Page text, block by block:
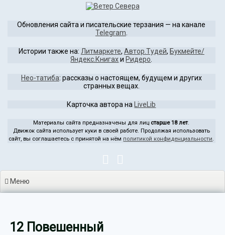
содержимому
Обновления сайта и писательские терзания — на канале
Telegram
Истории также на: Литмаркете, Автор.Тудей, Букмейте/
Яндекс.Книгахи Ридеро
Нео-татиба: рассказы о настоящем, будущем и других
странных вещах.
Карточка автора на LiveLib
Материалы сайта предназначены для лиц старше 18 лет.
Движок сайта использует куки в своей работе. Продолжая использовать
сайт, вы соглашаетесь с принятой на нём политикой конфиденциальности.
Меню
12 Повешенный